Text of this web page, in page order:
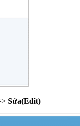
Sửa(Edit)